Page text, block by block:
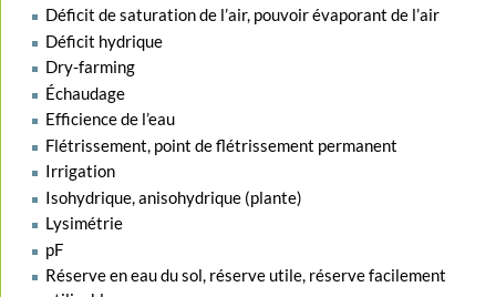
Déficit de saturation de l’air, pouvoir évaporant de l’air
Déficit hydrique
Dry-farming
Échaudage
Efficience de l’eau
Flétrissement, point de flétrissement permanent
Irrigation
Isohydrique, anisohydrique (plante)
Lysimétrie
pF
Réserve en eau du sol, réserve utile, réserve facilement